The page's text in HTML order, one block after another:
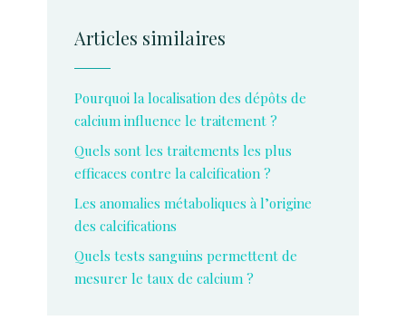
Articles similaires
Pourquoi la localisation des dépôts de
calcium influence le traitement ?
Quels sont les traitements les plus
efficaces contre la calcification ?
Les anomalies métaboliques à l’origine
des calcifications
Quels tests sanguins permettent de
mesurer le taux de calcium ?